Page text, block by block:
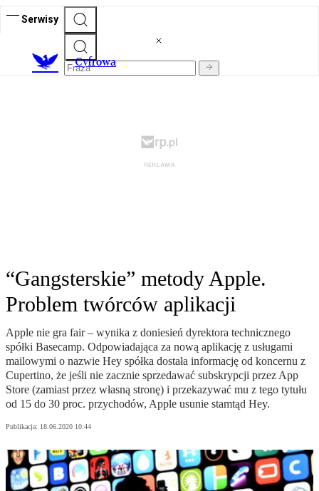
Serwisy
Cyfrowa
“Gangsterskie” metody Apple.
Problem twórców aplikacji
Apple nie gra fair – wynika z doniesień dyrektora technicznego
spółki Basecamp. Odpowiadająca za nową aplikację z usługami
mailowymi o nazwie Hey spółka dostała informację od koncernu z
Cupertino, że jeśli nie zacznie sprzedawać subskrypcji przez App
Store (zamiast przez własną stronę) i przekazywać mu z tego tytułu
od 15 do 30 proc. przychodów, Apple usunie stamtąd Hey.
Publikacja: 18.06.2020 10:44